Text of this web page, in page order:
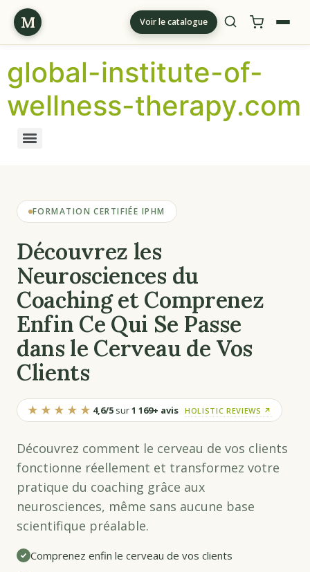
M Voir le catalogue
global-institute-of-
wellness-therapy.com
FORMATION CERTIFIÉE IPHM
Découvrez les
Neurosciences du
Coaching et Comprenez
Enfin Ce Qui Se Passe
dans le Cerveau de Vos
Clients
★★★★★ 4,6/5 sur1 169+ avis HOLISTIC REVIEWS ↗
Découvrez comment le cerveau de vos clients
fonctionne réellement et transformez votre
pratique du coaching grâce aux
neurosciences, même sans aucune base
scientifique préalable.
Comprenez enfin le cerveau de vos clients